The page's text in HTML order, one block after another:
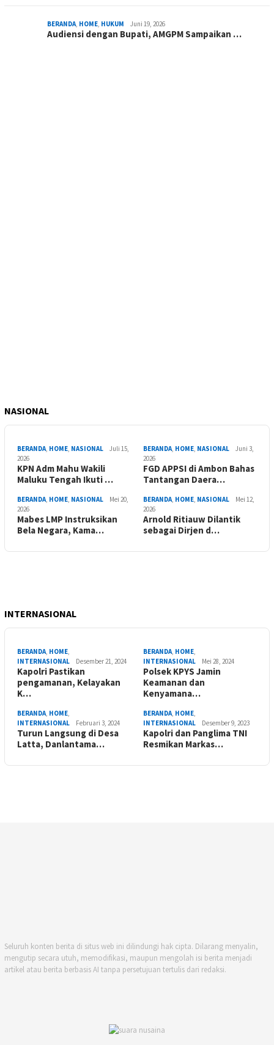
BERANDA, HOME, HUKUM Juni 19, 2026
Audiensi dengan Bupati, AMGPM Sampaikan …
NASIONAL
BERANDA, HOME, NASIONAL
Juli 15,
2026
KPN Adm Mahu Wakili
Maluku Tengah Ikuti …
BERANDA, HOME, NASIONAL
Juni 3,
2026
FGD APPSI di Ambon Bahas
Tantangan Daera…
BERANDA, HOME, NASIONAL
Mei 20,
2026
Mabes LMP Instruksikan
Bela Negara, Kama…
BERANDA, HOME, NASIONAL
Mei 12,
2026
Arnold Ritiauw Dilantik
sebagai Dirjen d…
INTERNASIONAL
BERANDA, HOME,
INTERNASIONAL
Desember 21, 2024
Kapolri Pastikan
pengamanan, Kelayakan
K…
BERANDA, HOME,
INTERNASIONAL
Mei 28, 2024
Polsek KPYS Jamin
Keamanan dan
Kenyamana…
BERANDA, HOME,
INTERNASIONAL
Februari 3, 2024
Turun Langsung di Desa
Latta, Danlantama…
BERANDA, HOME,
INTERNASIONAL
Desember 9, 2023
Kapolri dan Panglima TNI
Resmikan Markas…
Seluruh konten berita di situs web ini dilindungi hak cipta. Dilarang menyalin,
mengutip secara utuh, memodifikasi, maupun mengolah isi berita menjadi
artikel atau berita berbasis AI tanpa persetujuan tertulis dari redaksi.